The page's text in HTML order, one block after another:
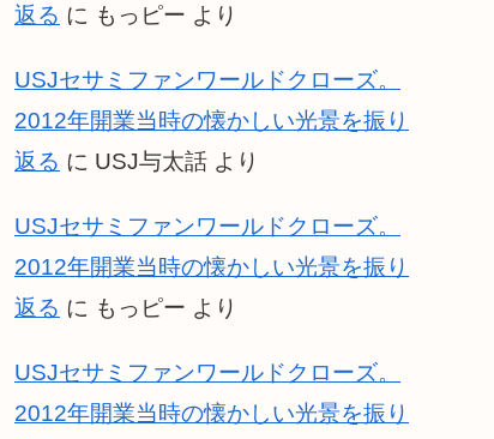
返る に もっピー より
USJセサミファンワールドクローズ。
2012年開業当時の懐かしい光景を振り
返る に USJ与太話 より
USJセサミファンワールドクローズ。
2012年開業当時の懐かしい光景を振り
返る に もっピー より
USJセサミファンワールドクローズ。
2012年開業当時の懐かしい光景を振り